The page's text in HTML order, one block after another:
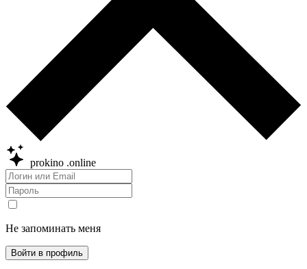
prokino .online
Не запоминать меня
Войти в профиль